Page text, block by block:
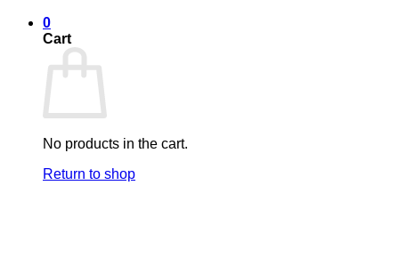
0
Cart
No products in the cart.
Return to shop